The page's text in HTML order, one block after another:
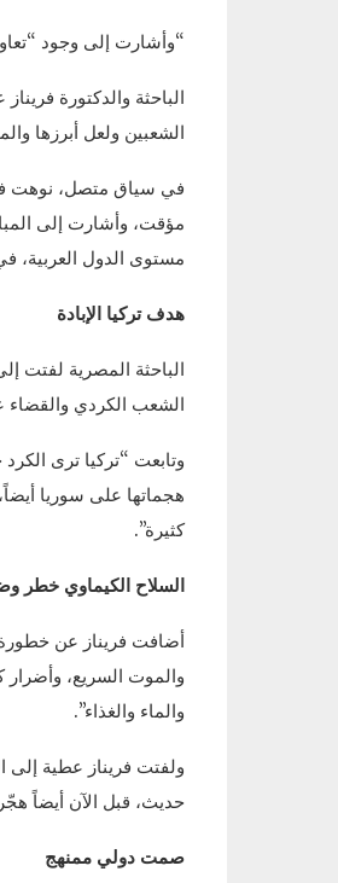
“وأشارت إلى وجود
الباحثة والدكتورة
الشعبين ولعل أبرزها
في سياق متصل، نوهت
مؤقت، وأشارت إلى
مستوى الدول العربية،
هدف تركيا الإبادة
الباحثة المصرية لفتت
الشعب الكردي والقضاء
وتابعت “تركيا ترى
كثيرة”.
السلاح الكيماوي خطر
أضافت فريناز عن خطورة
والموت السريع، وأضرار
والماء والغذاء”.
ولفتت فريناز عطية إلى
حديث، قبل الآن أيضاً
صمت دولي ممنهج